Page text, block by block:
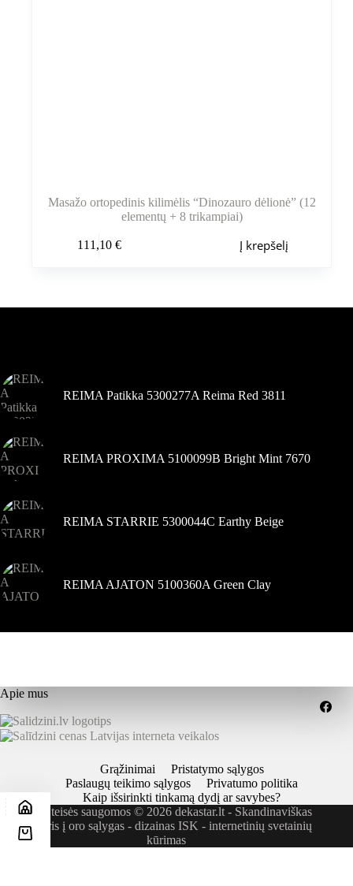
Masažo ortopedinis kilimėlis “Dinozauro dėlionė” (12
elementų + 8 trikampiai)
111,10 € Į krepšelį
REIMA Patikka 5300277A Reima Red 3811
REIMA PROXIMA 5100099B Bright Mint 7670
REIMA STARRIE 5300044C Earthy Beige
REIMA AJATON 5100360A Green Clay
Apie mus
Grąžinimai
Pristatymo sąlygos
Paslaugų teikimo sąlygos
Privatumo politika
Kaip išsirinkti tinkamą dydį ar savybes?
Visos teisės saugomos © 2026 dekastar.lt - Skandinaviškas
požiūris į oro sąlygas - dizainasISK - internetinių svetainių
kūrimas